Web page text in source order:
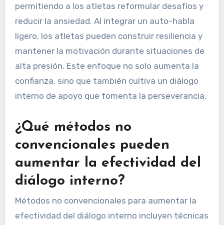
permitiendo a los atletas reformular desafíos y
reducir la ansiedad. Al integrar un auto-habla
ligero, los atletas pueden construir resiliencia y
mantener la motivación durante situaciones de
alta presión. Este enfoque no solo aumenta la
confianza, sino que también cultiva un diálogo
interno de apoyo que fomenta la perseverancia.
¿Qué métodos no
convencionales pueden
aumentar la efectividad del
diálogo interno?
Métodos no convencionales para aumentar la
efectividad del diálogo interno incluyen técnicas